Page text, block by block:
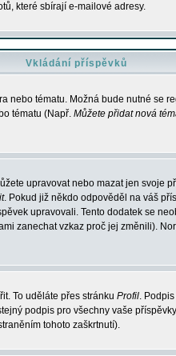
které sbírají e-mailové adresy.
Vkládání příspěvků
nebo tématu. Možná bude nutné se
tématu (Např. Můžete přidat nová
upravovat nebo mazat jen svoje
. Pokud již někdo odpověděl na váš
upravovali. Tento dodatek se
zanechat vzkaz proč jej změnili).
To uděláte přes stránku Profil.
podpis pro všechny vaše
tohoto zaškrtnutí).